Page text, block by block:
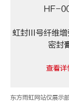
HF-
虹封III号纤维
密封
查看详
东方雨虹网站仅展示